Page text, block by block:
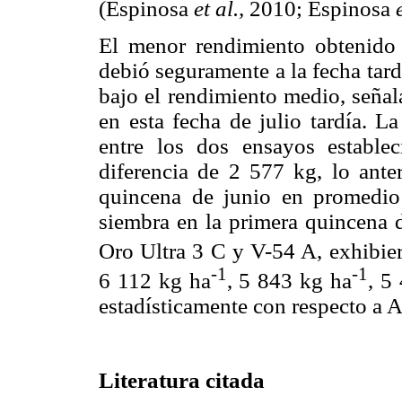
(Espinosa et al., 2010; Espinosa
El menor rendimiento
debió seguramente a la fecha
bajo el rendimiento medio,
en esta fecha de julio tardía.
entre los dos ensayos
diferencia de 2 577 kg, lo
quincena de junio en
siembra en la primera
Oro Ultra 3 C y V-54 A,
6 112 kg ha-1 , 5 843 kg ha-1 , 5
estadísticamente con respecto a
Literatura citada